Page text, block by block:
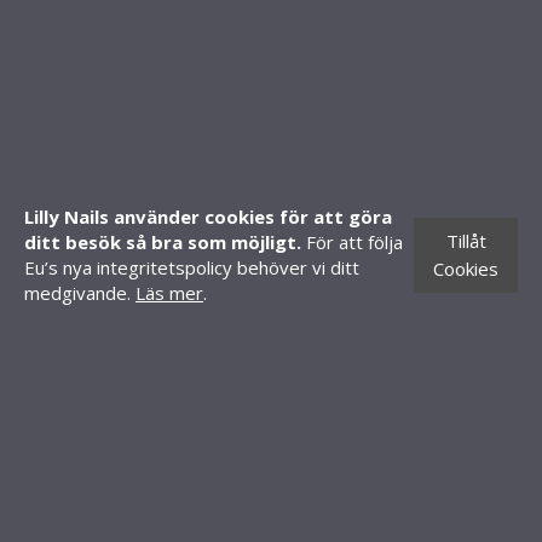
Lilly Nails använder cookies för att göra
ditt besök så bra som möjligt. För att följa
Eu’s nya integritetspolicy behöver vi ditt
medgivande. Läs mer.
Tillåt
Cookies
Butiker
CONTACT INFORMATION
Knäredsgatan 21